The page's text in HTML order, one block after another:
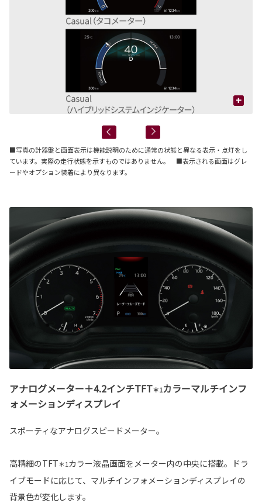
+
■写真の計器盤と画面表示は機能説明のために通常の状態と異なる表示・点灯をし
ています。実際の走行状態を示すものではありません。 ■表示される画面はグレ
ードやオプション装着により異なります。
アナログメーター＋4.2インチTFT＊1カラーマルチインフ
ォメーションディスプレイ
スポーティなアナログスピードメーター。
高精細のTFT＊1カラー液晶画面をメーター内の中央に搭載。ドラ
イブモードに応じて、マルチインフォメーションディスプレイの
背景色が変化します。